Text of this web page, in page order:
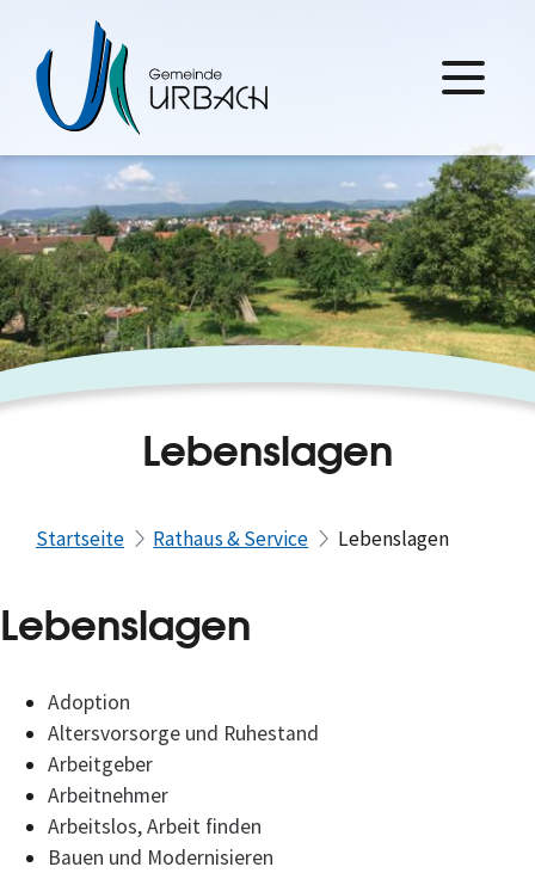
Lebenslagen
Startseite Rathaus & Service Lebenslagen
Lebenslagen
Adoption
Altersvorsorge und Ruhestand
Arbeitgeber
Arbeitnehmer
Arbeitslos, Arbeit finden
Bauen und Modernisieren